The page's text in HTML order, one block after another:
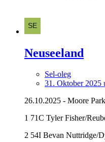
Neuseeland
Sel-oleg
31. Oktober 2025
26.10.2025 - Moore
1 71C Tyler Fisher/
2 54I Bevan Nuttridge/